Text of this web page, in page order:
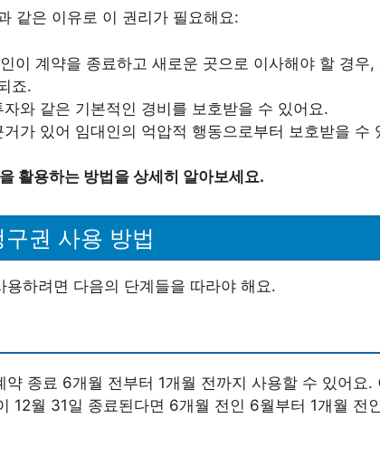
같은 이유로 이 권리가 필요해요:
이 계약을 종료하고 새로운 곳으로 이사해야 할 경우,
죠.
자와 같은 기본적인 경비를 보호받을 수 있어요.
거가 있어 임대인의 억압적 행동으로부터 보호받을 수
활용하는 방법을 상세히 알아보세요.
권 사용 방법
용하려면 다음의 단계들을 따라야 해요.
약 종료 6개월 전부터 1개월 전까지 사용할 수 있어요.
12월 31일 종료된다면 6개월 전인 6월부터 1개월 전